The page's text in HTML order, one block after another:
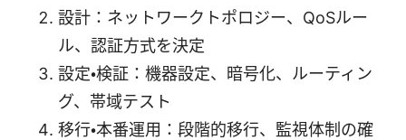
設計：ネットワークトポロジー、QoSルー
ル、認証方式を決定
設定・検証：機器設定、暗号化、ルーティン
グ、帯域テスト
移行・本番運用：段階的移行、監視体制の確